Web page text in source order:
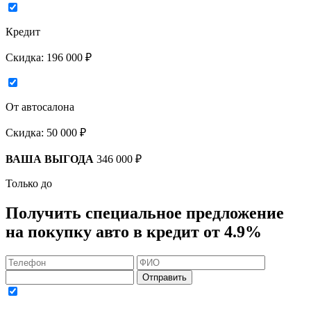
Кредит
Скидка: 196 000 ₽
От автосалона
Скидка: 50 000 ₽
ВАША ВЫГОДА 346 000 ₽
Только до
Получить специальное предложение
на покупку авто в кредит от 4.9%
Отправить